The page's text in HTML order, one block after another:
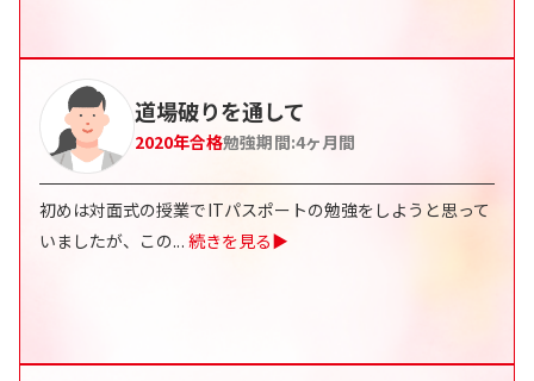
道場破りを通して
2020年合格勉強期間:4ヶ月間
初めは対面式の授業でITパスポートの勉強をしようと思って
いましたが、この... 続きを見る▶